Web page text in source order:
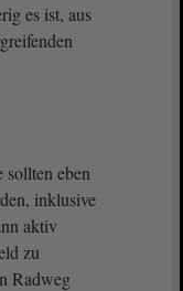
es ist, aus
sollten eben
inklusive
aktiv
zu
Radweg